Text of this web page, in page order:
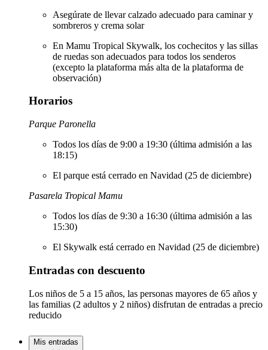
Asegúrate de llevar calzado adecuado para caminar y
sombreros y crema solar
En Mamu Tropical Skywalk, los cochecitos y las sillas
de ruedas son adecuados para todos los senderos
(excepto la plataforma más alta de la plataforma de
observación)
Horarios
Parque Paronella
Todos los días de 9:00 a 19:30 (última admisión a las
18:15)
El parque está cerrado en Navidad (25 de diciembre)
Pasarela Tropical Mamu
Todos los días de 9:30 a 16:30 (última admisión a las
15:30)
El Skywalk está cerrado en Navidad (25 de diciembre)
Entradas con descuento
Los niños de 5 a 15 años, las personas mayores de 65 años y
las familias (2 adultos y 2 niños) disfrutan de entradas a precio
reducido
Mis entradas